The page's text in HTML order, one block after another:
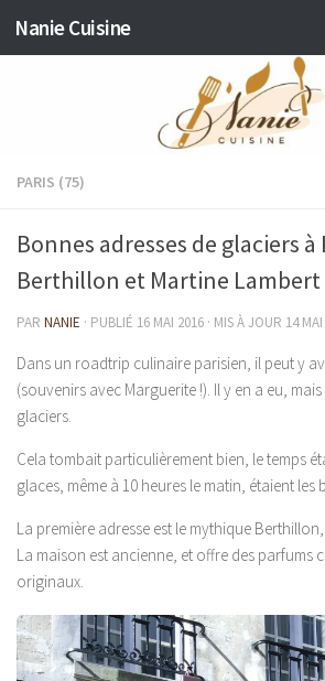
Skip to content
Nanie Cuisine
PARIS (75)
Bonnes adresses de glaciers à
Berthillon et Martine Lambert
PAR NANIE · PUBLIÉ 16 MAI 2016 · MIS À JOUR 14
Dans un roadtrip culinaire parisien, il peut y
(souvenirs avec Marguerite !). Il y en a eu,
glaciers.
Cela tombait particulièrement bien, le temps
glaces, même à 10 heures le matin, étaient les
La première adresse est le mythique
La maison est ancienne, et offre des parfums
originaux.